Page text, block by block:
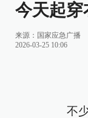
今天起穿
来源： 国家应急广播
2026-03-25 10:06
不